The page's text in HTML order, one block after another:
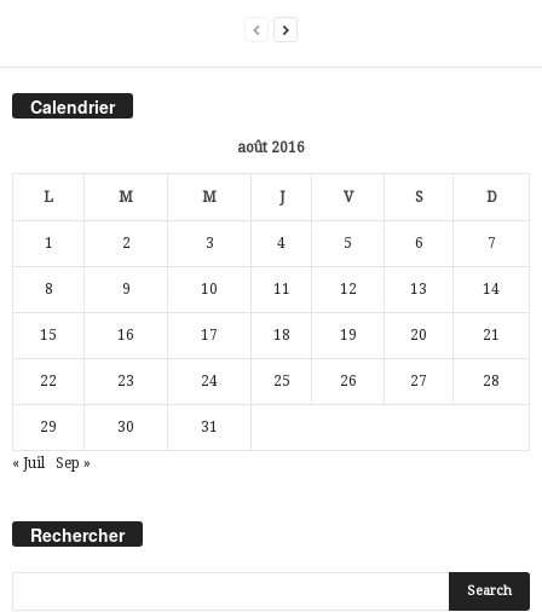
Calendrier
août 2016
L M M J V S D
1 2 3 4 5 6 7
8 9 10 11 12 13 14
15 16 17 18 19 20 21
22 23 24 25 26 27 28
29 30 31
« Juil Sep »
Rechercher